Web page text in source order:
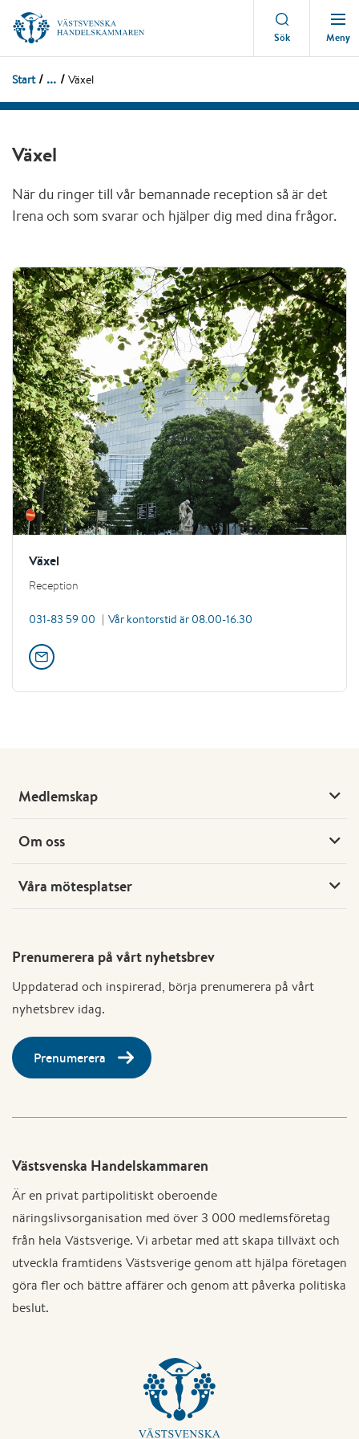
Sök Meny
Start ... Växel
Växel
Reception
031-83 59 00 Vår kontorstid är 08.00-16.30
Växel
När du ringer till vår bemannade reception så är det
Irena och som svarar och hjälper dig med dina frågor.
Medlemskap
Om oss
Våra mötesplatser
Prenumerera på vårt nyhetsbrev
Uppdaterad och inspirerad, börja prenumerera på vårt
nyhetsbrev idag.
Prenumerera
Västsvenska Handelskammaren
Är en privat partipolitiskt oberoende
näringslivsorganisation med över 3 000 medlemsföretag
från hela Västsverige. Vi arbetar med att skapa tillväxt och
utveckla framtidens Västsverige genom att hjälpa företagen
göra fler och bättre affärer och genom att påverka politiska
beslut.